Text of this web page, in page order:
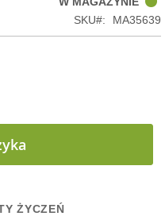
SKU
MA35639
ŻYCZEŃ